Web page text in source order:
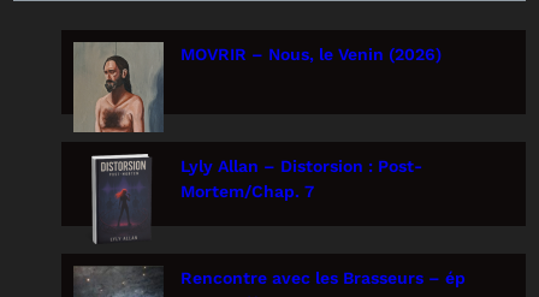
MOVRIR – Nous, le Venin (2026)
Lyly Allan – Distorsion : Post-
Mortem/Chap. 7
Rencontre avec les Brasseurs – ép